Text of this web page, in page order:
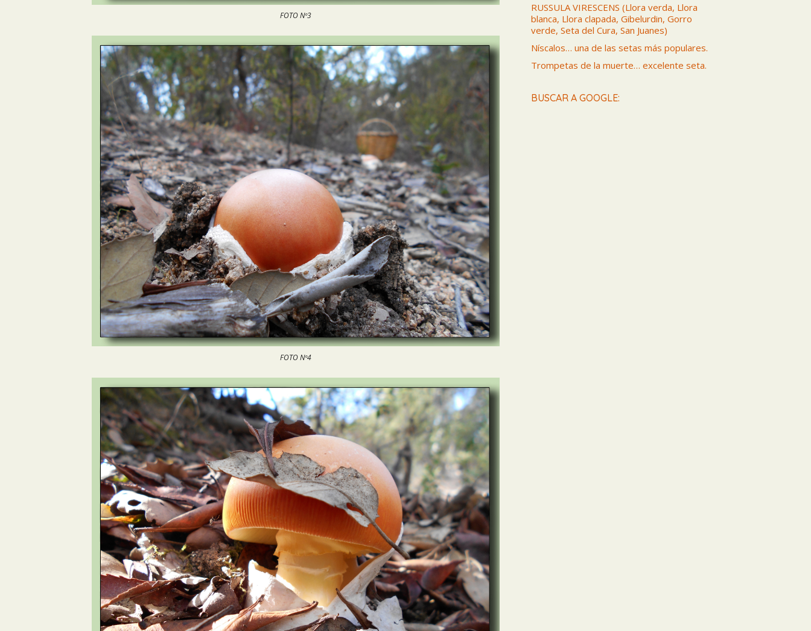
FOTO Nº3
FOTO Nº4
RUSSULA VIRESCENS (Llora verda, Llora
blanca, Llora clapada, Gibelurdin, Gorro
verde, Seta del Cura, San Juanes)
Níscalos… una de las setas más populares.
Trompetas de la muerte… excelente seta.
BUSCAR A GOOGLE: